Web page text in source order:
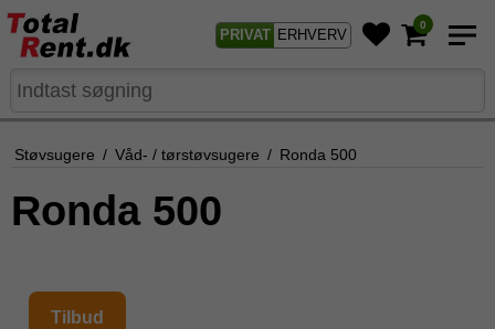
PRIVAT ERHVERV
0
Støvsugere / Våd- / tørstøvsugere / Ronda 500
Ronda 500
Tilbud